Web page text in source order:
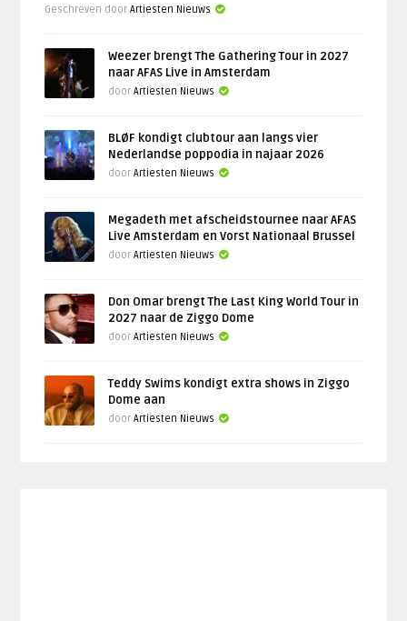
Geschreven doorArtiesten Nieuws
Weezer brengt The Gathering Tour in 2027
naar AFAS Live in Amsterdam
doorArtiesten Nieuws
BLØF kondigt clubtour aan langs vier
Nederlandse poppodia in najaar 2026
doorArtiesten Nieuws
Megadeth met afscheidstournee naar AFAS
Live Amsterdam en Vorst Nationaal Brussel
doorArtiesten Nieuws
Don Omar brengt The Last King World Tour in
2027 naar de Ziggo Dome
doorArtiesten Nieuws
Teddy Swims kondigt extra shows in Ziggo
Dome aan
doorArtiesten Nieuws